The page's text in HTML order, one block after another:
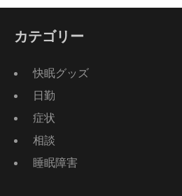
カテゴリー
快眠グッズ
日勤
症状
相談
睡眠障害